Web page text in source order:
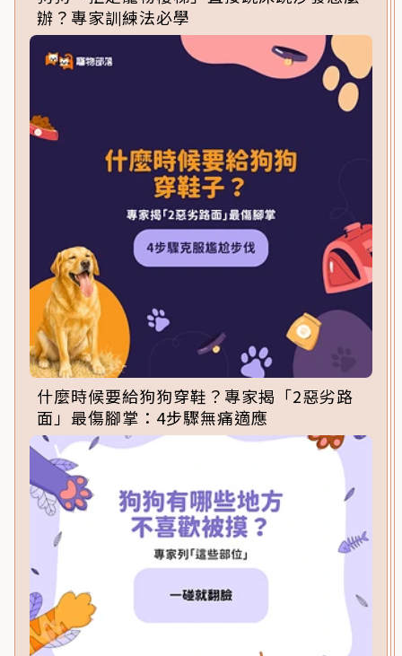
辦？專家訓練法必學
什麼時候要給狗狗穿鞋？專家揭「2惡劣路
面」最傷腳掌：4步驟無痛適應